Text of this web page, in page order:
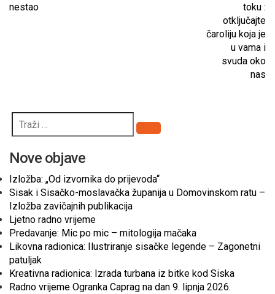
nestao
toku :
otključajte
čaroliju koja je
u vama i
svuda oko
nas
Pretraži
Nove objave
Izložba: „Od izvornika do prijevoda“
Sisak i Sisačko-moslavačka županija u Domovinskom ratu –
Izložba zavičajnih publikacija
Ljetno radno vrijeme
Predavanje: Mic po mic – mitologija mačaka
Likovna radionica: Ilustriranje sisačke legende – Zagonetni
patuljak
Kreativna radionica: Izrada turbana iz bitke kod Siska
Radno vrijeme Ogranka Caprag na dan 9. lipnja 2026.